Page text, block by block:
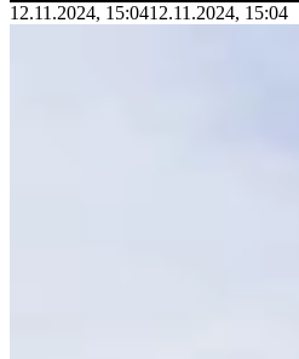
12.11.2024, 15:0412.11.2024, 15:04